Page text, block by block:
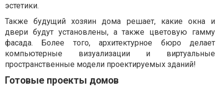
эстетики.
Также будущий хозяин дома решает, какие окна и
двери будут установлены, а также цветовую гамму
фасада. Более того, архитектурное бюро делает
компьютерные визуализации и виртуальные
пространственные модели проектируемых зданий!
Готовые проекты домов